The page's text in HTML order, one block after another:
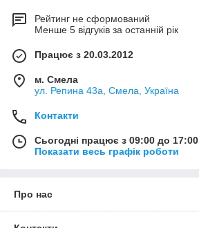
Рейтинг не сформований
Менше 5 відгуків за останній рік
Працює з 20.03.2012
м. Смела
ул. Репина 43а, Смела, Україна
Контакти
Сьогодні працює з 09:00 до 17:00
Показати весь графік роботи
Про нас